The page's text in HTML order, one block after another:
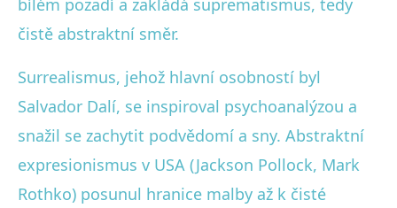
bílém pozadí a zakládá suprematismus, tedy
čistě abstraktní směr.
Surrealismus, jehož hlavní osobností byl
Salvador Dalí, se inspiroval psychoanalýzou a
snažil se zachytit podvědomí a sny. Abstraktní
expresionismus v USA (Jackson Pollock, Mark
Rothko) posunul hranice malby až k čisté